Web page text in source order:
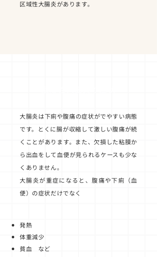
区域性大腸炎があります。
大腸炎は下痢や腹痛の症状がでやすい病態
です。とくに腸が収縮して激しい腹痛が続
くことがあります。また、欠損した粘膜か
ら出血をして血便が見られるケースも少な
くありません。
大腸炎が重症になると、腹痛や下痢（血
便）の症状だけでなく
発熱
体重減少
貧血 など